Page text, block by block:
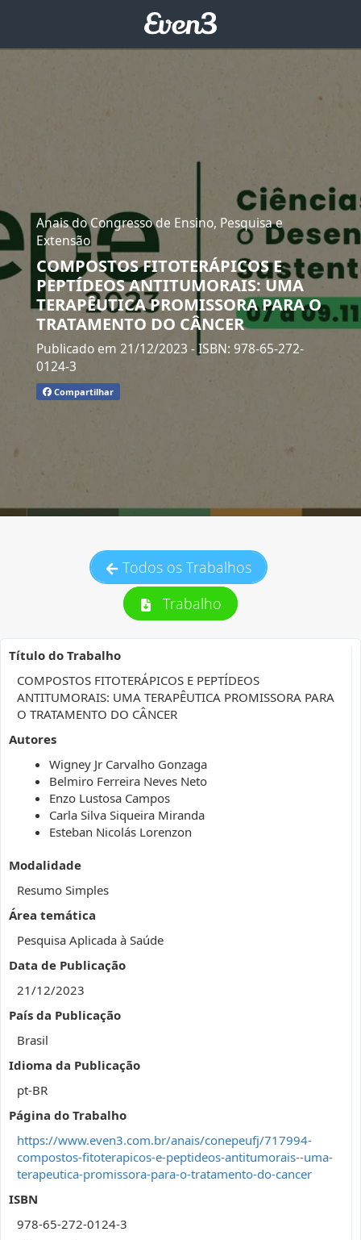
Anais do Congresso de Ensino, Pesquisa e
Extensão
COMPOSTOS FITOTERÁPICOS E
PEPTÍDEOS ANTITUMORAIS: UMA
TERAPÊUTICA PROMISSORA PARA O
TRATAMENTO DO CÂNCER
Publicado em 21/12/2023 - ISBN: 978-65-272-
0124-3
Compartilhar
Todos os Trabalhos
Trabalho
Título do Trabalho
COMPOSTOS FITOTERÁPICOS E PEPTÍDEOS
ANTITUMORAIS: UMA TERAPÊUTICA PROMISSORA PARA
O TRATAMENTO DO CÂNCER
Autores
Wigney Jr Carvalho Gonzaga
Belmiro Ferreira Neves Neto
Enzo Lustosa Campos
Carla Silva Siqueira Miranda
Esteban Nicolás Lorenzon
Modalidade
Resumo Simples
Área temática
Pesquisa Aplicada à Saúde
Data de Publicação
21/12/2023
País da Publicação
Brasil
Idioma da Publicação
pt-BR
Página do Trabalho
https://www.even3.com.br/anais/conepeufj/717994-
compostos-fitoterapicos-e-peptideos-antitumorais--uma-
terapeutica-promissora-para-o-tratamento-do-cancer
ISBN
978-65-272-0124-3